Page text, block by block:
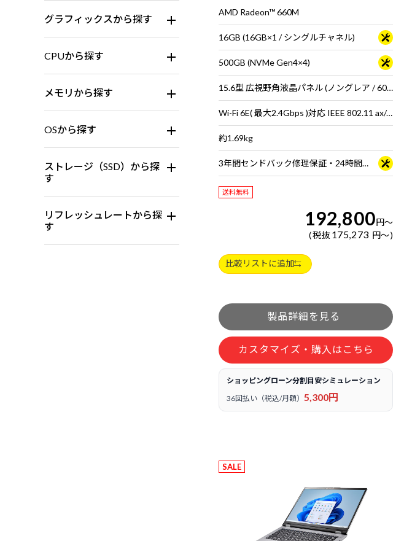
グラフィックスから探す
CPUから探す
メモリから探す
OSから探す
ストレージ（SSD）から探
す
リフレッシュレートから探
す
AMD Radeon™ 660M
16GB (16GB×1 / シングルチャネル)
500GB (NVMe Gen4×4)
15.6型 広視野角液晶パネル (ノングレア / 60Hz対応 / アスペクト比16:9)
Wi-Fi 6E( 最大2.4Gbps )対応 IEEE 802.11 ax/ac/a/b/g/n準拠 ＋ Bluetooth 5内蔵
約1.69kg
3年間センドバック修理保証・24時間×365日電話サポート
送料無料
192,800円～
税抜 175,273 円～
比較リストに追加
カスタマイズ・購入はこちら
ショッピングローン分割目安シミュレーション
36回払い（税込/月額） 5,300円
SALE